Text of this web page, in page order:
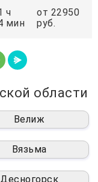
ч
мин
от 22950
руб.
области
Велиж
Вязьма
Десногорск